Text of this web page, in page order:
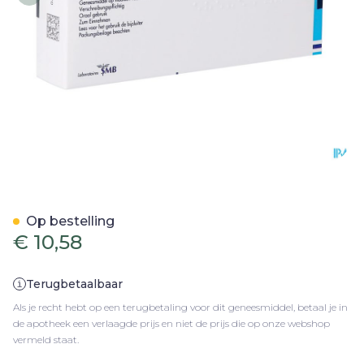
€ 10,58
Terugbetaalbaar
Als je recht hebt op een terugbetaling voor dit geneesmiddel, betaal je in
de apotheek een verlaagde prijs en niet de prijs die op onze webshop
vermeld staat.
Op bestelling